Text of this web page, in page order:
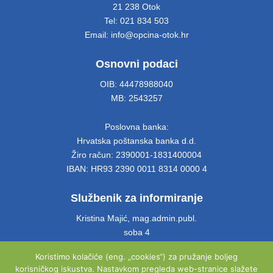
21 238 Otok
Tel: 021 834 503
Email: info@opcina-otok.hr
Osnovni podaci
OIB: 44478988040
MB: 2543257
Poslovna banka:
Hrvatska poštanska banka d.d.
Žiro račun: 2390001-1831400004
IBAN: HR93 2390 0011 8314 0000 4
Službenik za informiranje
Kristina Majić, mag.admin.publ.
soba 4
Email: info@opcina-otok.hr
Koristimo kolačiće (eng. „cookies“) za pružanje boljeg
korisničkog iskustva. Nastavkom pregleda web-stranice slažete